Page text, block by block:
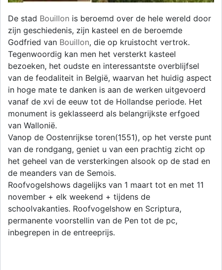
De stad Bouillon is beroemd over de hele wereld door
zijn geschiedenis, zijn kasteel en de beroemde
Godfried van Bouillon, die op kruistocht vertrok.
Tegenwoordig kan men het versterkt kasteel
bezoeken, het oudste en interessantste overblijfsel
van de feodaliteit in België, waarvan het huidig aspect
in hoge mate te danken is aan de werken uitgevoerd
vanaf de xvi de eeuw tot de Hollandse periode. Het
monument is geklasseerd als belangrijkste erfgoed
van Wallonië.
Vanop de Oostenrijkse toren(1551), op het verste punt
van de rondgang, geniet u van een prachtig zicht op
het geheel van de versterkingen alsook op de stad en
de meanders van de Semois.
Roofvogelshows dagelijks van 1 maart tot en met 11
november + elk weekend + tijdens de
schoolvakanties. Roofvogelshow en Scriptura,
permanente voorstellin van de Pen tot de pc,
inbegrepen in de entreeprijs.